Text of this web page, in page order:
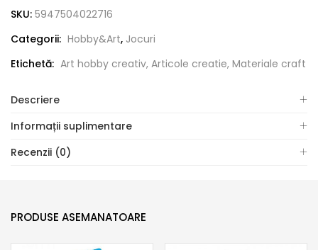
SKU: 5947504022716
Categorii: Hobby&Art, Jocuri
Etichetă: Art hobby creativ, Articole creatie, Materiale craft
Descriere
Informații suplimentare
Recenzii (0)
PRODUSE ASEMANATOARE